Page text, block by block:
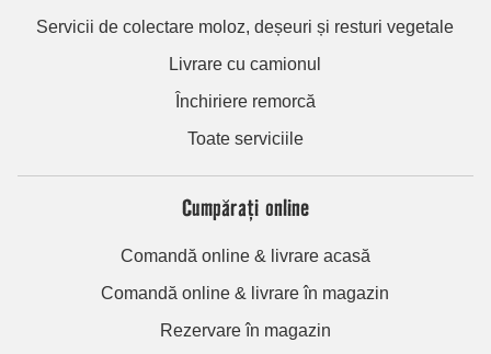
Servicii de colectare moloz, deșeuri și resturi vegetale
Livrare cu camionul
Închiriere remorcă
Toate serviciile
Cumpărați online
Comandă online & livrare acasă
Comandă online & livrare în magazin
Rezervare în magazin